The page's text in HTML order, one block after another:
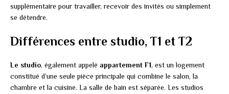
supplémentaire pour travailler, recevoir des invités ou simplement
se détendre.
Différences entre studio, T1 et T2
Le studio, également appelé appartement F1, est un logement
constitué d’une seule pièce principale qui combine le salon, la
chambre et la cuisine. La salle de bain est séparée. Les studios